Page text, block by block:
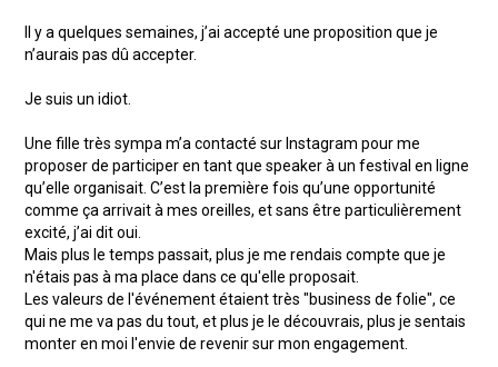
Il y a quelques semaines, j’ai accepté une proposition que je
n’aurais pas dû accepter.
Je suis un idiot.
Une fille très sympa m’a contacté sur Instagram pour me
proposer de participer en tant que speaker à un festival en ligne
qu’elle organisait. C’est la première fois qu’une opportunité
comme ça arrivait à mes oreilles, et sans être particulièrement
excité, j’ai dit oui.
Mais plus le temps passait, plus je me rendais compte que je
n'étais pas à ma place dans ce qu'elle proposait.
Les valeurs de l'événement étaient très "business de folie", ce
qui ne me va pas du tout, et plus je le découvrais, plus je sentais
monter en moi l'envie de revenir sur mon engagement.